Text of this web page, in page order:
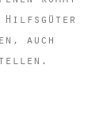
Hilfsgüter
auch